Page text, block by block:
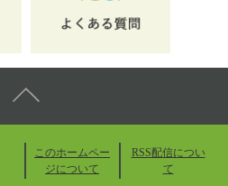
このホームペー
ジについて
RSS配信につい
て